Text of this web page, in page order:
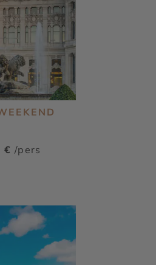
€ /pers